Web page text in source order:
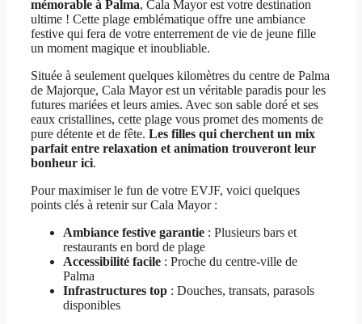
mémorable à Palma, Cala Mayor est votre destination
ultime ! Cette plage emblématique offre une ambiance
festive qui fera de votre enterrement de vie de jeune fille
un moment magique et inoubliable.
Située à seulement quelques kilomètres du centre de Palma
de Majorque, Cala Mayor est un véritable paradis pour les
futures mariées et leurs amies. Avec son sable doré et ses
eaux cristallines, cette plage vous promet des moments de
pure détente et de fête. Les filles qui cherchent un mix
parfait entre relaxation et animation trouveront leur
bonheur ici.
Pour maximiser le fun de votre EVJF, voici quelques
points clés à retenir sur Cala Mayor :
Ambiance festive garantie : Plusieurs bars et
restaurants en bord de plage
Accessibilité facile : Proche du centre-ville de
Palma
Infrastructures top : Douches, transats, parasols
disponibles